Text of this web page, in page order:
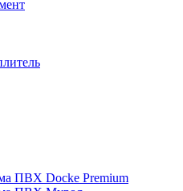
ПВХ Docke Premium